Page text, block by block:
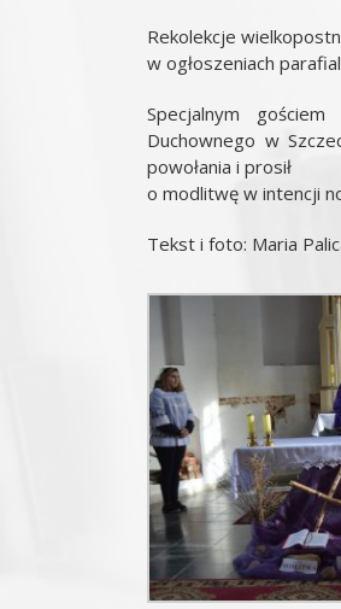
Rekolekcje
w ogłoszeniach
Specjalnym
Duchownego w
powołania i prosił
o modlitwę w intencji
Tekst i foto: Maria